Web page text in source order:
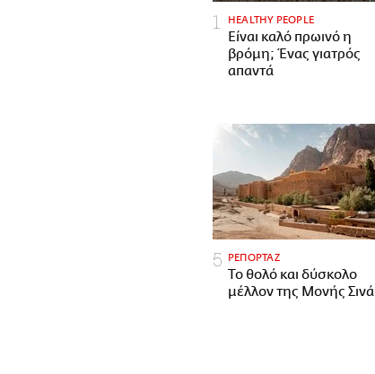
HEALTHY PEOPLE
Είναι καλό πρωινό η
βρόμη; Ένας γιατρός
απαντά
ΡΕΠΟΡΤΑΖ
Το θολό και δύσκολο
μέλλον της Μονής Σινά